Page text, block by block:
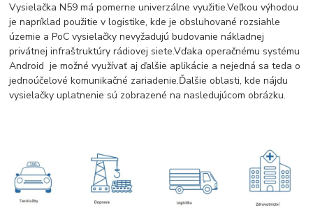
Vysielačka N59 má pomerne univerzálne využitie.Veľkou výhodou
je napríklad použitie v logistike, kde je obsluhované rozsiahle
územie a PoC vysielačky nevyžadujú budovanie nákladnej
privátnej infraštruktúry rádiovej siete.Vďaka operačnému systému
Android je možné využívať aj ďalšie aplikácie a nejedná sa teda o
jednoúčelové komunikačné zariadenie.Ďalšie oblasti, kde nájdu
vysielačky uplatnenie sú zobrazené na nasledujúcom obrázku.